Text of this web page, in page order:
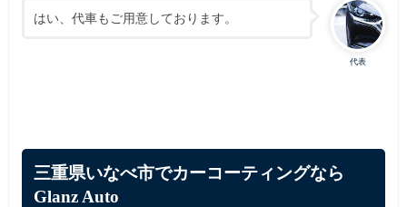
代表
はい、代車もご用意しております。
三重県いなべ市でカーコーティングなら
Glanz Auto